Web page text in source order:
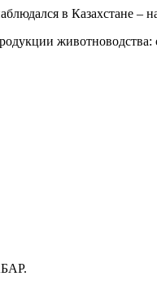
в Казахстане